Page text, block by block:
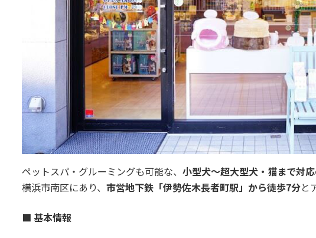
ペットスパ・グルーミングも可能な、 小型犬～超大型犬・猫まで対
横浜市南区にあり、 市営地下鉄「伊勢佐木長者町駅」から徒歩7分と
■ 基本情報